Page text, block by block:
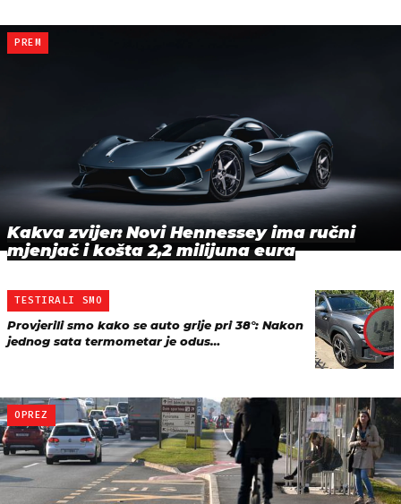
PREM
Kakva zvijer: Novi Hennessey ima ručni
mjenjač i košta 2,2 milijuna eura
TESTIRALI SMO
Provjerili smo kako se auto grije pri 38°: Nakon
jednog sata termometar je odus…
OPREZ